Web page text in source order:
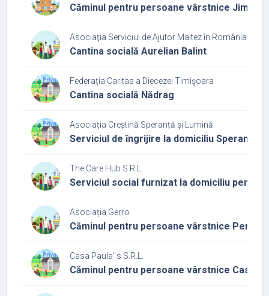
Căminul pentru persoane vârstnice
Asociaţia Serviciul de Ajutor Maltez în România -
Cantina socială Aurelian Balint
Federaţia Caritas a Diecezei Timişoara
Cantina socială Nădrag
Asociația Creștină Speranță și Lumină
Serviciul de îngrijire la domiciliu Speranță
The Care Hub S.R.L.
Serviciul social furnizat la domiciliu pentru
Asociația Gerro
Căminul pentru persoane vârstnice
Casa Paula' s S.R.L.
Căminul pentru persoane vârstnice Casa